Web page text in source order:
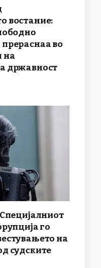
востание:
во
на
државност
го
на
судските